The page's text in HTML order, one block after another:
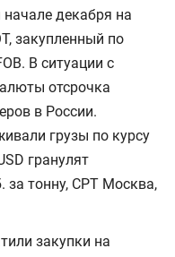
декабря на
закупленный по
В ситуации с
отсрочка
в России.
грузы по курсу
гранулят
за тонну, СРТ Москва,
закупки на